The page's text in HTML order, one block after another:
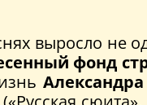
выросло не
фонд